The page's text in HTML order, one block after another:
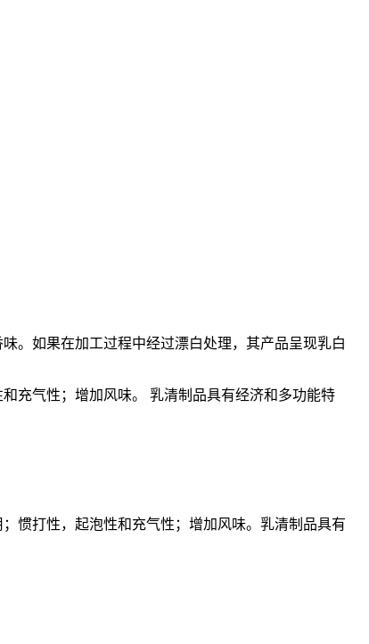
。如果在加工过程中经过漂白处理，其产品呈现乳白
充气性；增加风味。 乳清制品具有经济和多功能特
惯打性，起泡性和充气性；增加风味。乳清制品具有